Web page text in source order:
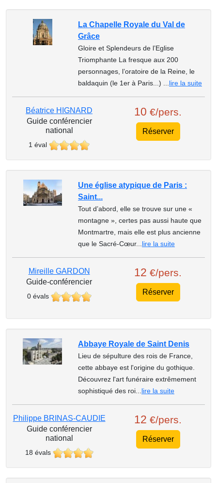
La Chapelle Royale du Val de
Grâce
Gloire et Splendeurs de l’Eglise
Triomphante La fresque aux 200
personnages, l’oratoire de la Reine, le
baldaquin (le 1er à Paris...) ... lire la suite
Béatrice HIGNARD
Guide conférencier
national
1 éval
10 €/pers.
Réserver
Une église atypique de Paris :
Saint...
Tout d’abord, elle se trouve sur une «
montagne », certes pas aussi haute que
Montmartre, mais elle est plus ancienne
que le Sacré-Cœur... lire la suite
Mireille GARDON
Guide-conférencier
0 évals
12 €/pers.
Réserver
Abbaye Royale de Saint Denis
Lieu de sépulture des rois de France,
cette abbaye est l'origine du gothique.
Découvrez l'art funéraire extrêmement
sophistiqué des roi... lire la suite
Philippe BRINAS-CAUDIE
Guide conférencier
national
18 évals
12 €/pers.
Réserver